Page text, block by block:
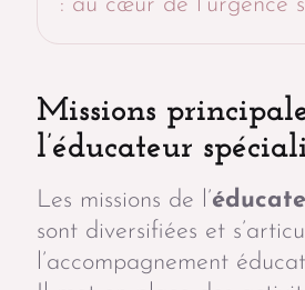
Missions
l’éducateur
Les missions de l’
sont diversifiées et
l’accompagnement